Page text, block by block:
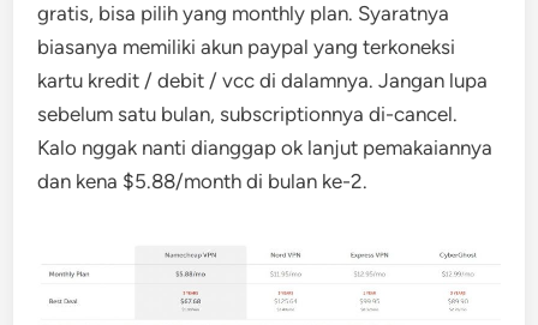
gratis, bisa pilih yang monthly plan. Syaratnya
biasanya memiliki akun paypal yang terkoneksi
kartu kredit / debit / vcc di dalamnya. Jangan lupa
sebelum satu bulan, subscriptionnya di-cancel.
Kalo nggak nanti dianggap ok lanjut pemakaiannya
dan kena $5.88/month di bulan ke-2.